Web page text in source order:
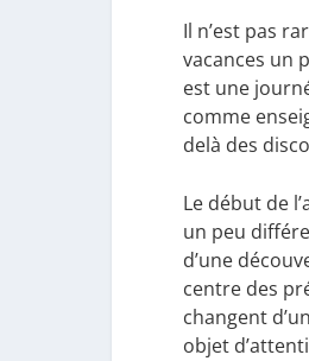
Il n’est pas
vacances un
est une
comme
delà des
Le début de
un peu
d’une
centre des
changent
objet